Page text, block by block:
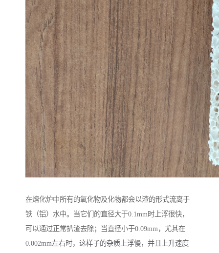
在熔化炉中所有的氧化物及化物都会以渣的形式流离于
铁（铝）水中。当它们的直径大于0.1mm时上浮很快，
可以通过正常扒渣去除；当直径小于0.09mm，尤其在
0.002mm左右时，这样子的杂质上浮慢，并且上升速度